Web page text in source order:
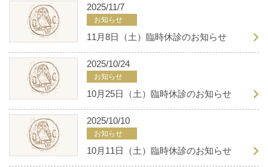
2025/11/7
お知らせ
11月8日（土）臨時休診のお知らせ
2025/10/24
お知らせ
10月25日（土）臨時休診のお知らせ
2025/10/10
お知らせ
10月11日（土）臨時休診のお知らせ